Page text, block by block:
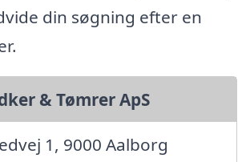
din søgning efter en
& Tømrer ApS
1, 9000 Aalborg